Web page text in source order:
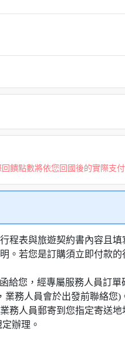
饋點數將依您回國後的實際支付
程表與旅遊契約書內容且
。若您是訂購須立即付款
給您，經專屬服務人員訂
務人員會於出發前聯絡您)
務人員郵寄到您指定寄送地
辦理。